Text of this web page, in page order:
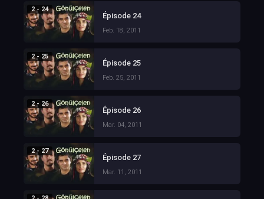
2 - 24
Épisode 24
Feb. 18, 2011
2 - 25
Épisode 25
Feb. 25, 2011
2 - 26
Épisode 26
Mar. 04, 2011
2 - 27
Épisode 27
Mar. 11, 2011